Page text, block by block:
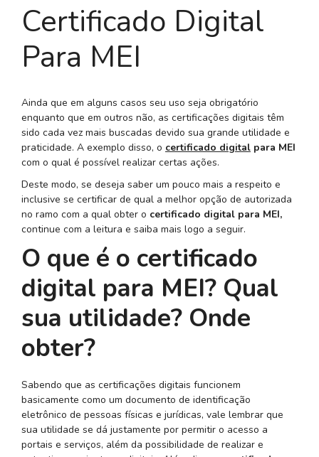
Certificado Digital
Para MEI
Ainda que em alguns casos seu uso seja obrigatório
enquanto que em outros não, as certificações digitais têm
sido cada vez mais buscadas devido sua grande utilidade e
praticidade. A exemplo disso, o certificado digital para MEI
com o qual é possível realizar certas ações.
Deste modo, se deseja saber um pouco mais a respeito e
inclusive se certificar de qual a melhor opção de autorizada
no ramo com a qual obter o certificado digital para MEI,
continue com a leitura e saiba mais logo a seguir.
O que é o certificado
digital para MEI? Qual
sua utilidade? Onde
obter?
Sabendo que as certificações digitais funcionem
basicamente como um documento de identificação
eletrônico de pessoas físicas e jurídicas, vale lembrar que
sua utilidade se dá justamente por permitir o acesso a
portais e serviços, além da possibilidade de realizar e